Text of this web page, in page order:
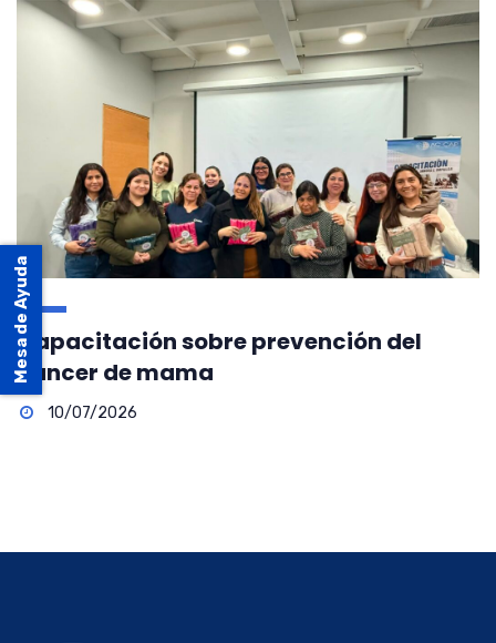
Capacitación sobre prevención del
cáncer de mama
10/07/2026
Mesa de Ayuda